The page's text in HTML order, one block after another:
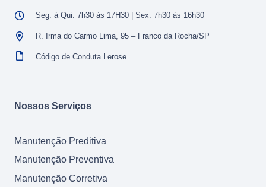
Seg. à Qui. 7h30 às 17H30 | Sex. 7h30 às 16h30
R. Irma do Carmo Lima, 95 – Franco da Rocha/SP
Código de Conduta Lerose
Nossos Serviços
Manutenção Preditiva
Manutenção Preventiva
Manutenção Corretiva